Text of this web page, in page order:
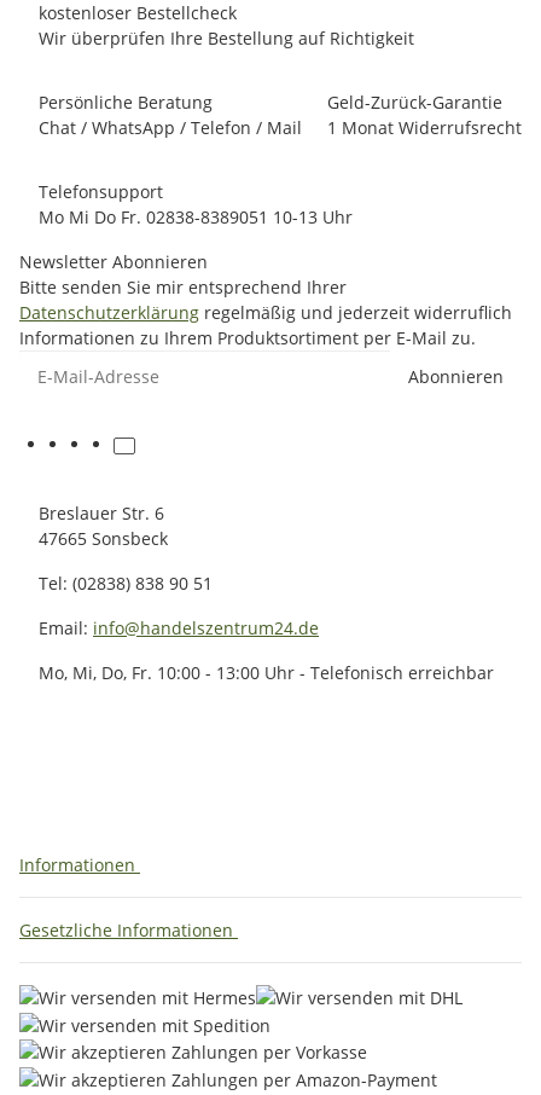
kostenloser Bestellcheck
Wir überprüfen Ihre Bestellung auf Richtigkeit
Persönliche Beratung
Chat / WhatsApp / Telefon / Mail
Geld-Zurück-Garantie
1 Monat Widerrufsrecht
Telefonsupport
Mo Mi Do Fr. 02838-8389051 10-13 Uhr
Newsletter Abonnieren
Bitte senden Sie mir entsprechend Ihrer
Datenschutzerklärung regelmäßig und jederzeit widerruflich
Informationen zu Ihrem Produktsortiment per E-Mail zu.
Abonnieren
Breslauer Str. 6
47665 Sonsbeck
Tel: (02838) 838 90 51
Email: info@handelszentrum24.de
Mo, Mi, Do, Fr. 10:00 - 13:00 Uhr - Telefonisch erreichbar
Informationen
Gesetzliche Informationen